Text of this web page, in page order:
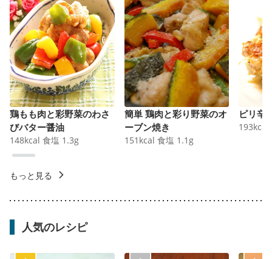
鶏もも肉と彩野菜のわさ
びバター醤油
148kcal 食塩 1.3g
簡単 鶏肉と彩り野菜のオ
ーブン焼き
151 kcal 食塩 1.1 g
ピリ辛
193kcal
もっと見る
人気のレシピ